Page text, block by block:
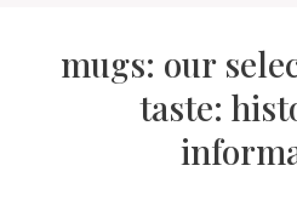
mugs: our
taste: